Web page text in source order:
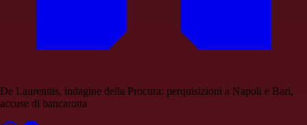
De Laurentiis, indagine della Procura: perquisizioni a Napoli e Bari,
accuse di bancarotta